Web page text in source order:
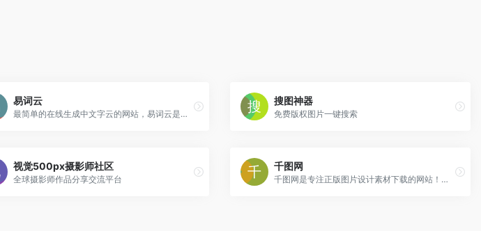
易词云
最简单的在线生成中文字云的网站，易词云是一款优秀的在线中文词云生成网站，具有分词功能，内含多种形状模板，不同的配色方案，可供选择
搜图神器
免费版权图片一键搜索
视觉500px摄影师社区
全球摄影师作品分享交流平台
千图网
千图网是专注正版图片设计素材下载的网站！提供矢量图素材、背景图片素材、矢量图库、psd素材、字体模板、设计素材、PPT模板、视频素材、插画绘画、平面设计模板、Excel模板素材以及网页模板、网站设计素材、网页图标的下载服务。